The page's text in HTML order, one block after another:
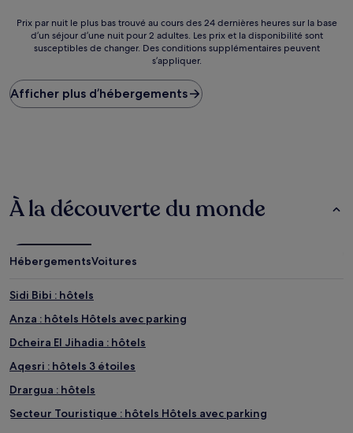
86 €
Prix
plus
bas
trouvé
sur
la
séjour
d’une
pour
Les
et
la
sont
de
Prix par nuit le plus bas trouvé au cours des 24 dernières heures sur la base
d’un séjour d’une nuit pour 2 adultes. Les prix et la disponibilité sont
susceptibles de changer. Des conditions supplémentaires peuvent
s’appliquer.
Afficher plus d’hébergements
À la découverte du monde
HébergementsVoitures
Sidi Bibi : hôtels
Anza : hôtels Hôtels avec parking
Dcheira El Jihadia : hôtels
Aqesri : hôtels 3 étoiles
Drargua : hôtels
Secteur Touristique : hôtels Hôtels avec parking